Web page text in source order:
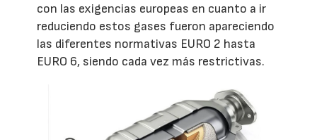
con las exigencias europeas en cuanto a ir
reduciendo estos gases fueron apareciendo
las diferentes normativas EURO 2 hasta
EURO 6, siendo cada vez más restrictivas.